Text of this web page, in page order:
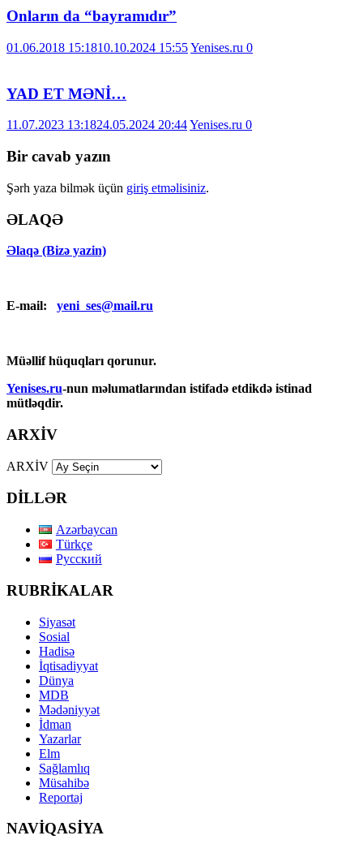
Onların da “bayramıdır”
01.06.2018 15:1810.10.2024 15:55Yenises.ru 0
YAD ET MƏNİ…
11.07.2023 13:1824.05.2024 20:44Yenises.ru 0
Bir cavab yazın
Şərh yaza bilmək üçün giriş etməlisiniz.
ƏLAQƏ
Əlaqə (Bizə yazin)
E-mail: yeni_ses@mail.ru
Müəllif hüquqları qorunur.
Yenises.ru-nun məlumatlarından istifadə etdikdə istinad
mütləqdir.
ARXİV
ARXİV
DİLLƏR
Azərbaycan
Türkçe
Русский
RUBRİKALAR
Siyasət
Sosial
Hadisə
İqtisadiyyat
Dünya
MDB
Mədəniyyət
İdman
Yazarlar
Elm
Sağlamlıq
Müsahibə
Reportaj
NAVİQASİYA